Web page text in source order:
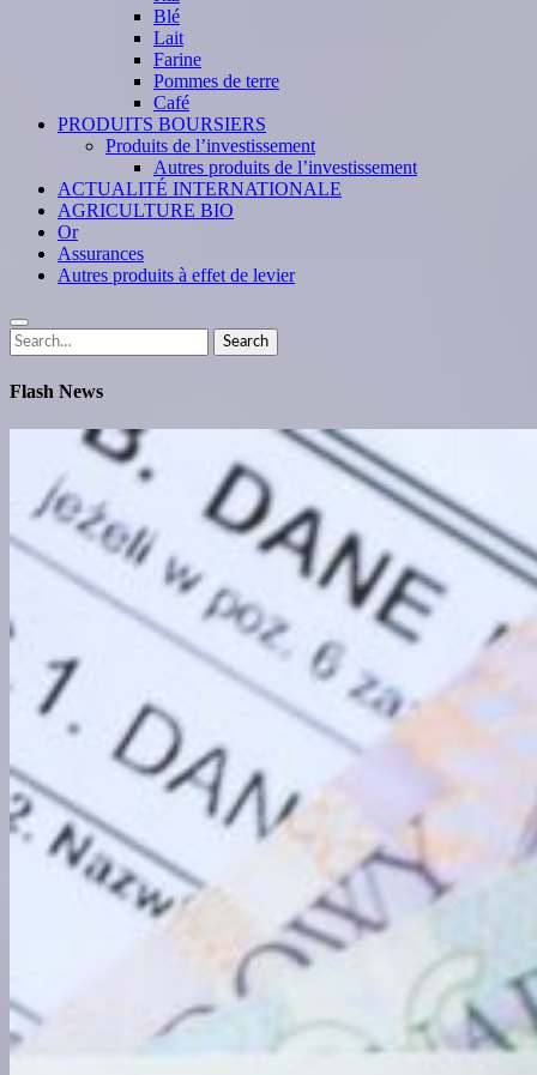
Blé
Lait
Farine
Pommes de terre
Café
PRODUITS BOURSIERS
Produits de l’investissement
Autres produits de l’investissement
ACTUALITÉ INTERNATIONALE
AGRICULTURE BIO
Or
Assurances
Autres produits à effet de levier
Search
for:
Search
Flash News